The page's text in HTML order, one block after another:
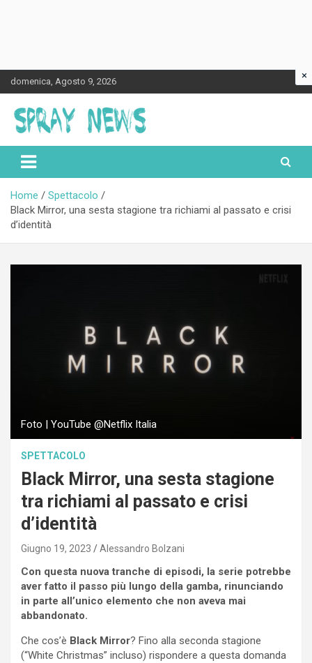
Skip
to
content
domenica, Agosto 9, 2026
Spraynews.it
Home
Spettacolo
Black Mirror, una sesta stagione tra richiami al passato e crisi
d’identità
Foto | YouTube @Netflix Italia
SPETTACOLO
Black Mirror, una sesta stagione
tra richiami al passato e crisi
d’identità
Giugno 19, 2023 Alessandro Bolzani
Con questa nuova tranche di episodi, la serie potrebbe
aver fatto il passo più lungo della gamba, rinunciando
in parte all’unico elemento che non aveva mai
abbandonato.
Che cos’è Black Mirror? Fino alla seconda stagione
(“White Christmas” incluso) rispondere a questa domanda
×